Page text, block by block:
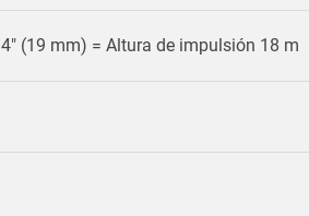
(19 mm) = Altura de impulsión 18 m